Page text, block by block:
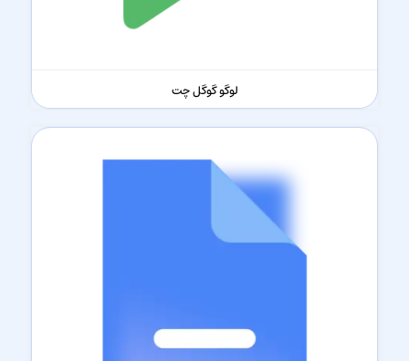
لوگو گوگل چت